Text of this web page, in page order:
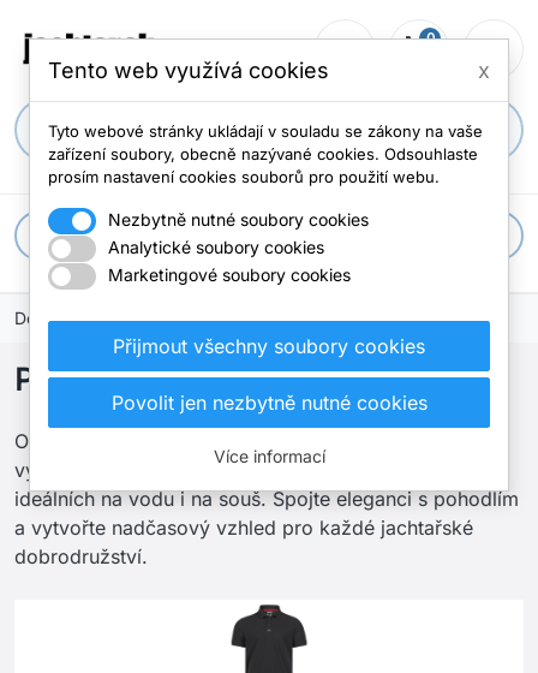
search
person_outline shopping_cart
0 menu
apps Všechny kategorie
Domů oblečení Polo
Polo
Objevte naši kolekci jachtařských polo triček, pečlivě
vybraný výběr stylových a prodyšných kousků
ideálních na vodu i na souš. Spojte eleganci s pohodlím
a vytvořte nadčasový vzhled pro každé jachtařské
dobrodružství.
Tento web využívá cookies x
Tyto webové stránky ukládají v souladu se zákony na vaše
zařízení soubory, obecně nazývané cookies. Odsouhlaste
prosím nastavení cookies souborů pro použití webu.
Nezbytně nutné soubory cookies
Analytické soubory cookies
Marketingové soubory cookies
Přijmout všechny soubory cookies
Povolit jen nezbytně nutné cookies
Více informací